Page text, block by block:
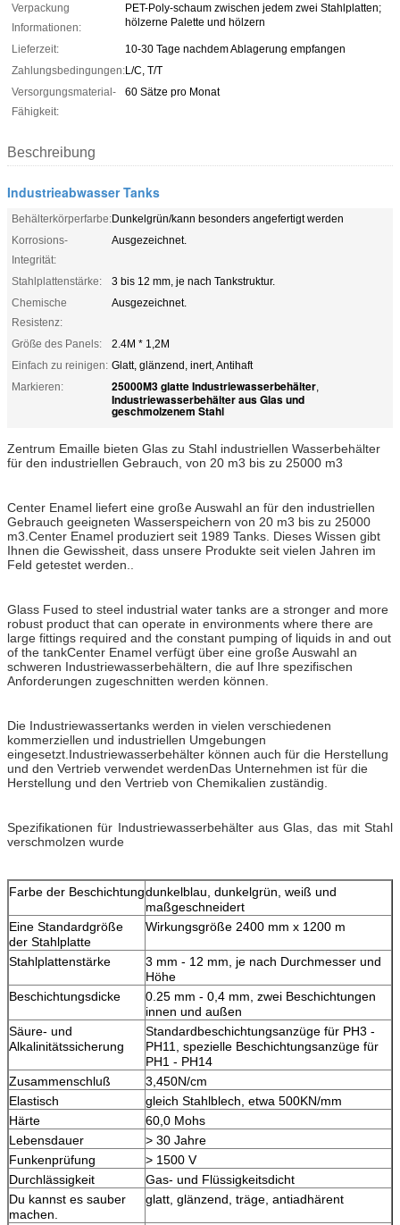
Verpackung
Informationen:
PET-Poly-schaum zwischen jedem zwei Stahlplatten;
hölzerne Palette und hölzern
Lieferzeit:
10-30 Tage nachdem Ablagerung empfangen
Zahlungsbedingungen:L/C, T/T
Versorgungsmaterial-
Fähigkeit:
60 Sätze pro Monat
Beschreibung
Industrieabwasser Tanks
Behälterkörperfarbe:Dunkelgrün/kann besonders angefertigt werden
Korrosions-
Integrität:
Ausgezeichnet.
Stahlplattenstärke:
3 bis 12 mm, je nach Tankstruktur.
Chemische
Resistenz:
Ausgezeichnet.
Größe des Panels:
2.4M * 1,2M
Einfach zu reinigen: Glatt, glänzend, inert, Antihaft
Markieren:
25000M3 glatte Industriewasserbehälter,
Industriewasserbehälter aus Glas und
geschmolzenem Stahl
Zentrum Emaille bieten Glas zu Stahl industriellen Wasserbehälter
für den industriellen Gebrauch, von 20 m3 bis zu 25000 m3
Center Enamel liefert eine große Auswahl an für den industriellen
Gebrauch geeigneten Wasserspeichern von 20 m3 bis zu 25000
m3.Center Enamel produziert seit 1989 Tanks. Dieses Wissen gibt
Ihnen die Gewissheit, dass unsere Produkte seit vielen Jahren im
Feld getestet werden..
Glass Fused to steel industrial water tanks are a stronger and more
robust product that can operate in environments where there are
large fittings required and the constant pumping of liquids in and out
of the tankCenter Enamel verfügt über eine große Auswahl an
schweren Industriewasserbehältern, die auf Ihre spezifischen
Anforderungen zugeschnitten werden können.
Die Industriewassertanks werden in vielen verschiedenen
kommerziellen und industriellen Umgebungen
eingesetzt.Industriewasserbehälter können auch für die Herstellung
und den Vertrieb verwendet werdenDas Unternehmen ist für die
Herstellung und den Vertrieb von Chemikalien zuständig.
Spezifikationen für Industriewasserbehälter aus Glas, das mit Stahl
verschmolzen wurde
Farbe der Beschichtungdunkelblau, dunkelgrün, weiß und
maßgeschneidert
Eine Standardgröße
der Stahlplatte
Wirkungsgröße 2400 mm x 1200 m
Stahlplattenstärke
3 mm - 12 mm, je nach Durchmesser und
Höhe
Beschichtungsdicke
0.25 mm - 0,4 mm, zwei Beschichtungen
innen und außen
Säure- und
Alkalinitätssicherung
Standardbeschichtungsanzüge für PH3 -
PH11, spezielle Beschichtungsanzüge für
PH1 - PH14
Zusammenschluß
3,450N/cm
Elastisch
gleich Stahlblech, etwa 500KN/mm
Härte
60,0 Mohs
Lebensdauer
> 30 Jahre
Funkenprüfung
> 1500 V
Durchlässigkeit
Gas- und Flüssigkeitsdicht
Du kannst es sauber
machen.
glatt, glänzend, träge, antiadhärent